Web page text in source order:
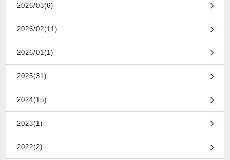
2026/03(6)
2026/02(11)
2026/01(1)
2025(31)
2024(15)
2023(1)
2022(2)